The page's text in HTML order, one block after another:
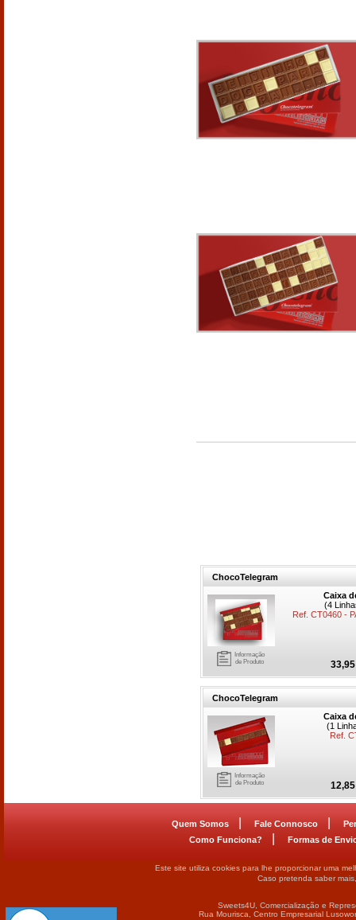
ChocoTelegram
Informação
de Produto
Caixa
(4
Ref. CT0460 -
ChocoTelegram
Informação
de Produto
Caixa
(1
Ref.
Quem Somos Fale Connosco
Como Funciona?
Formas de
Este site utiliza cookies para lhe proporcionar uma
Caso pretenda saber
Sweets4U, Comercialização e
Rua Mourisca, Centro Empresarial